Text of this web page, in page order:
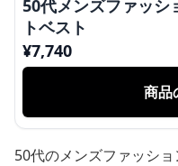
50代メンズファッシ
トベスト
¥7,740
商品
50代のメンズファッシ